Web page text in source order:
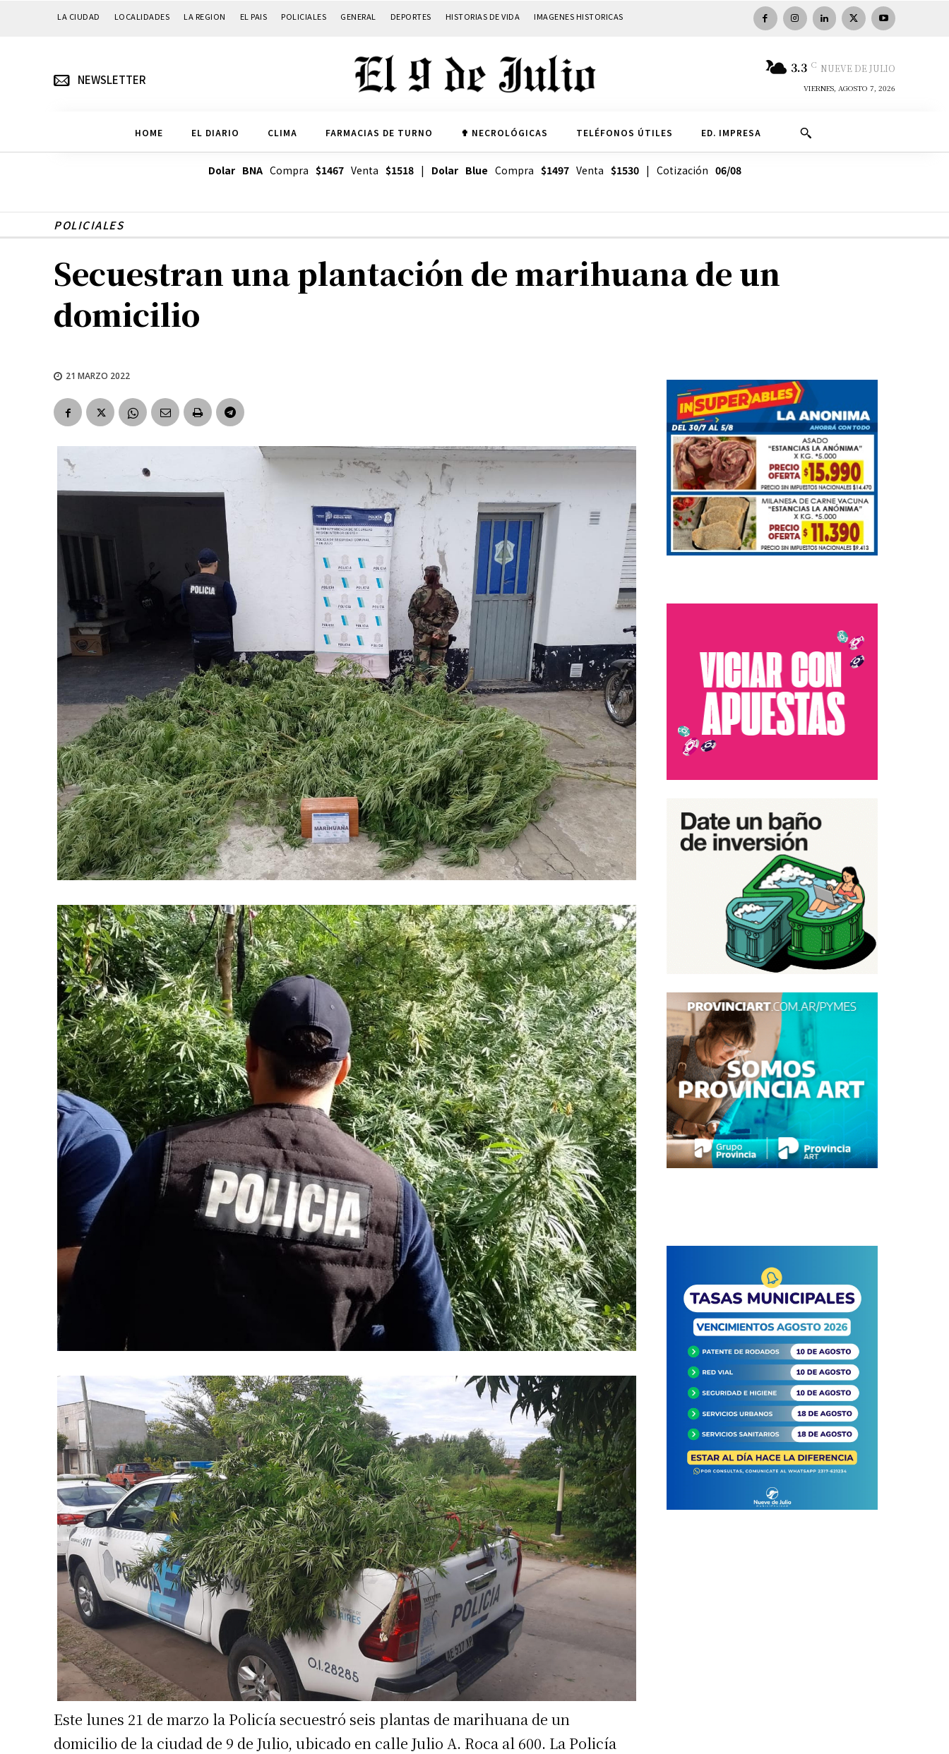
Suscribirme gratis
*Requerido
Dirección de correo electrónico*
Nombre
Apellidos
Número de teléfono
LA CIUDAD LOCALIDADES LA REGION EL PAIS POLICIALES GENERAL DEPORTES HISTORIAS DE VIDA IMAGENES HISTORICAS
NEWSLETTER
3.3 C NUEVE DE JULIO
VIERNES, AGOSTO 7, 2026
HOME EL DIARIO CLIMA FARMACIAS DE TURNO ✟ NECROLÓGICAS TELÉFONOS ÚTILES ED. IMPRESA
Dolar BNACompra $1467Venta $1518| Dolar Blue Compra $1497Venta $1530| Cotización 06/08
POLICIALES
Secuestran una plantación de marihuana de un
domicilio
21 MARZO 2022
Este lunes 21 de marzo la Policía secuestró seis plantas de marihuana de un
domicilio de la ciudad de 9 de Julio, ubicado en calle Julio A. Roca al 600. La Policía